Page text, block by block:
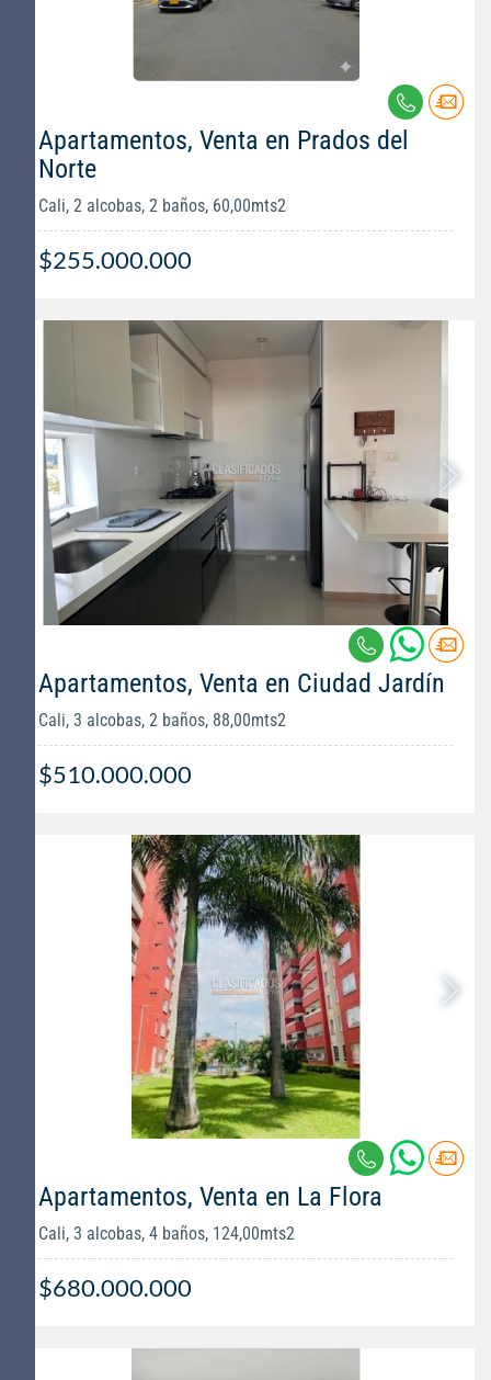
Apartamentos, Venta en Prados del
Norte
Cali, 2 alcobas, 2 baños, 60,00mts2
$255.000.000
Apartamentos, Venta en Ciudad Jardín
Cali, 3 alcobas, 2 baños, 88,00mts2
$510.000.000
Apartamentos, Venta en La Flora
Cali, 3 alcobas, 4 baños, 124,00mts2
$680.000.000